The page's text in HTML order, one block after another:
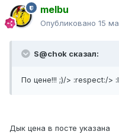
melbu
Опубликовано 15
S@chok сказал:
По цене!!! ;)/> :respect:/>
Дык цена в посте указана